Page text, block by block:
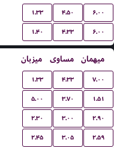
۱.۳۳ ۴.۵۰ ۶.۰۰
۱.۴۰ ۴.۳۳ ۶.۰۰
میزبان مساوی میهمان
۱.۳۳ ۴.۳۳ ۷.۰۰
۵.۰۰ ۳.۷۰ ۱.۵۱
۲.۳۰ ۳.۰۰ ۲.۹۰
۲.۴۵ ۳.۰۵ ۲.۵۹